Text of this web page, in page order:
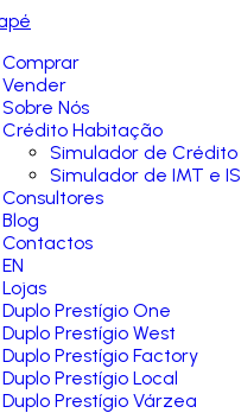
Comprar
Vender
Sobre Nós
Crédito Habitação
Simulador de Crédito
Simulador de IMT e IS
Consultores
Blog
Contactos
EN
Lojas
Duplo Prestígio One
Duplo Prestígio West
Duplo Prestígio Factory
Duplo Prestígio Local
Duplo Prestígio Várzea